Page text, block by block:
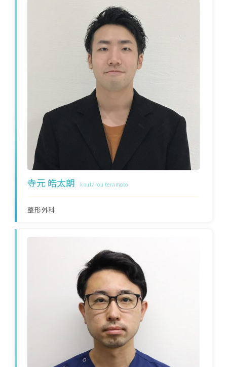
寺元 皓太朗 koutarou teramoto
整形外科